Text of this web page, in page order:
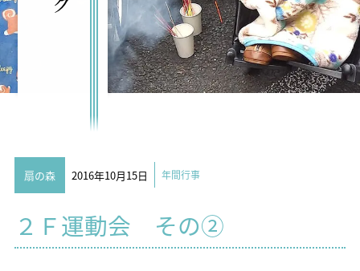
扇の森 2016年10月15日 年間行事
２Ｆ運動会 その②